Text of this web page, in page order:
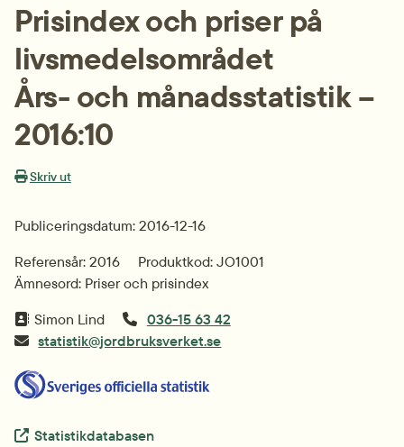
Prisindex och priser på
livsmedelsområdet
Års- och månadsstatistik –
2016:10
Skriv ut
Publiceringsdatum: 2016-12-16
Referensår: 2016
Produktkod: JO1001
Ämnesord: Priser och prisindex
Simon Lind
036-15 63 42
statistik@jordbruksverket.se
Extern länk.
Statistikdatabasen